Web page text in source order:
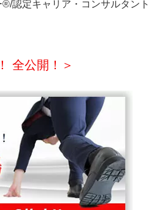
認定キャリア・コンサルタント
全公開！＞